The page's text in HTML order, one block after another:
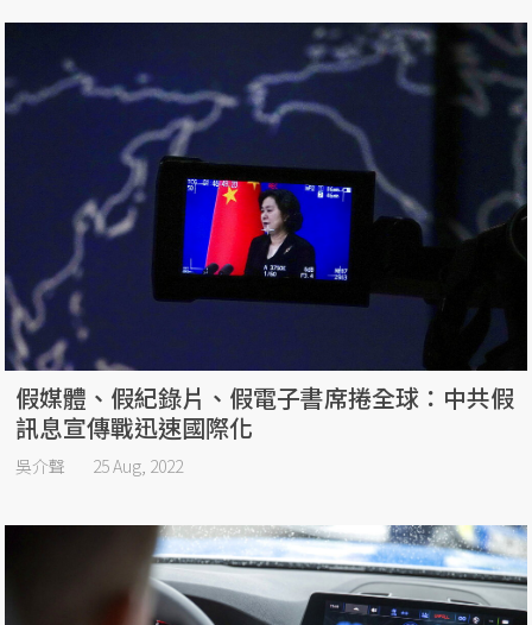
假媒體、假紀錄片、假電子書席捲全球：中共假
訊息宣傳戰迅速國際化
吳介聲 25 Aug, 2022